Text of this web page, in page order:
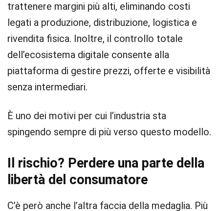
trattenere margini più alti, eliminando costi
legati a produzione, distribuzione, logistica e
rivendita fisica. Inoltre, il controllo totale
dell’ecosistema digitale consente alla
piattaforma di gestire prezzi, offerte e visibilità
senza intermediari.
È uno dei motivi per cui l’industria sta
spingendo sempre di più verso questo modello.
Il rischio? Perdere una parte della
libertà del consumatore
C’è però anche l’altra faccia della medaglia. Più